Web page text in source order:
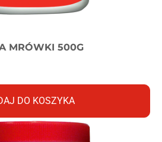
MRÓWKI 500G
DO KOSZYKA